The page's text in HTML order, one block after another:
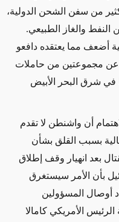
من سفن الشحن الدولية،
النفط والغاز الطبيعي.
أضعف مما يعتقده دافعو
عن مجموعتين من حاملات
في شرق البحر الأبيض
أن واشنطن لا تقدم
بسبب القلق بشأن
بعد انهيار وقف إطلاق
بأن الأمر سيستغرق
أوصال المسؤولين
الرئيس الأمريكي كامالا